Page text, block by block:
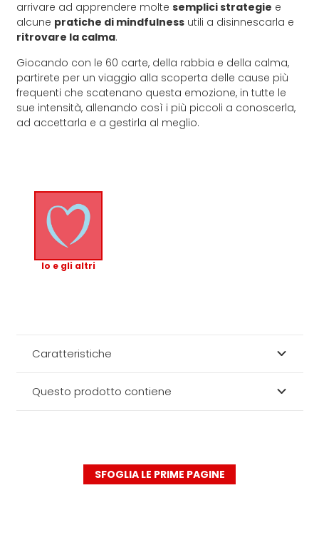
arrivare ad apprendere molte semplici strategie e
alcune pratiche di mindfulnessutili a disinnescarla e
ritrovare la calma.
Giocando con le 60 carte, della rabbia e della calma,
partirete per un viaggio alla scoperta delle cause più
frequenti che scatenano questa emozione, in tutte le
sue intensità, allenando così i più piccoli a conoscerla,
ad accettarla e a gestirla al meglio.
Io e gli altri
Caratteristiche
Questo prodotto contiene
SFOGLIA LE PRIME PAGINE